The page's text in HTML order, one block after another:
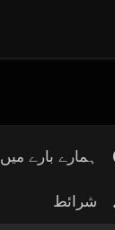
ہمارے بارے میں
شرائط